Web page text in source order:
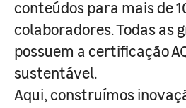
conteúdos para mais de
colaboradores. Todas as
possuem a certificação
sustentável.
Aqui, construímos